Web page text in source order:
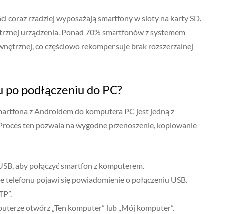
coraz rzadziej wyposażają smartfony w sloty na karty SD.
urządzenia. Ponad 70% smartfonów z systemem
co częściowo rekompensuje brak rozszerzalnej
podłączeniu do PC?
z Androidem do komputera PC jest jedną z
ten pozwala na wygodne przenoszenie, kopiowanie
aby połączyć smartfon z komputerem.
telefonu pojawi się powiadomienie o połączeniu USB.
otwórz „Ten komputer” lub „Mój komputer”.